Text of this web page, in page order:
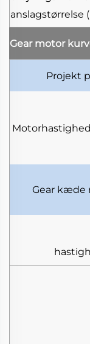
anslagstørrelse
Gear motor
Projekt
Motorhastighed
Gear kæde